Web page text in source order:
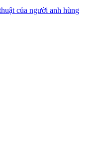
của người anh hùng